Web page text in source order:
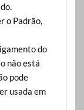
o Padrão,
do
não está
pode
usada em